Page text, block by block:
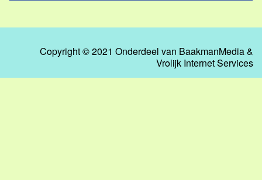
Copyright © 2021 Onderdeel van BaakmanMedia&
Vrolijk Internet Services